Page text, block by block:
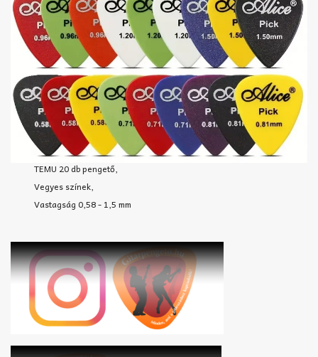
TEMU 20 db pengető,
Vegyes színek,
Vastagság 0,58 - 1,5 mm